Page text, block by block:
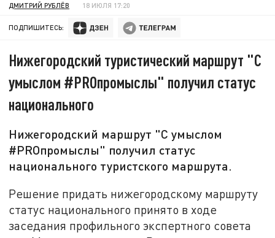
ДМИТРИЙ РУБЛЁВ 18 ИЮЛЯ 17:20
ПОДПИШИТЕСЬ:
Нижегородский туристический маршрут "С
умыслом #PROпромыслы" получил статус
национального
Нижегородский маршрут "С умыслом
#PRОпромыслы" получил статус
национального туристского маршрута.
Решение придать нижегородскому маршруту
статус национального принято в ходе
заседания профильного экспертного совета